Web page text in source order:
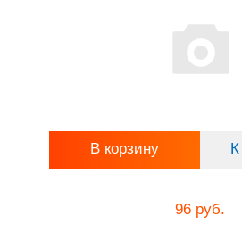
В корзину
96 руб.